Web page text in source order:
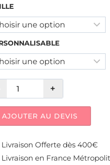
AJOUTER AU DEVIS
Livraison Offerte dès 400€
Livraison en France